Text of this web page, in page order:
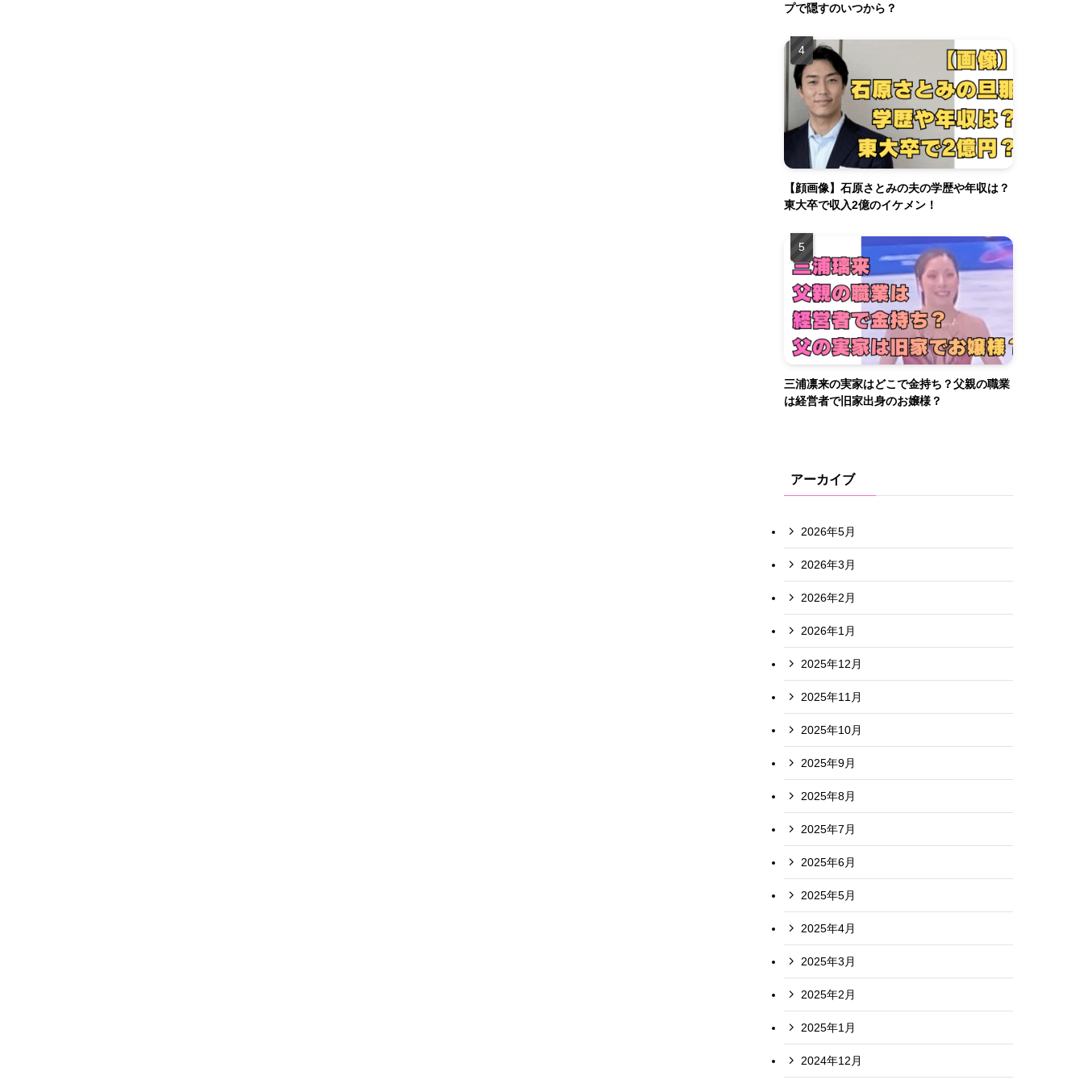
プで隠すのいつから？
【顔画像】石原さとみの夫の学歴や年収は？
東大卒で収入2億のイケメン！
三浦凛来の実家はどこで金持ち？父親の職業
は経営者で旧家出身のお嬢様？
アーカイブ
2026年5月
2026年3月
2026年2月
2026年1月
2025年12月
2025年11月
2025年10月
2025年9月
2025年8月
2025年7月
2025年6月
2025年5月
2025年4月
2025年3月
2025年2月
2025年1月
2024年12月